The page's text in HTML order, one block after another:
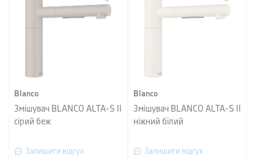
Blanco
Змішувач BLANCO ALTA-S II
сірий беж
Залишити відгук
Blanco
Змішувач BLANCO ALTA-S II
ніжний білий
Залишити відгук